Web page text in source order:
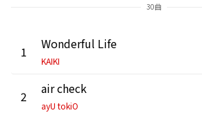
30曲
1 Wonderful Life
KAIKI
2 air check
ayU tokiO